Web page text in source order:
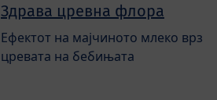
Здрава цревна флора
Ефектот на мајчиното млеко врз
цревата на бебињата